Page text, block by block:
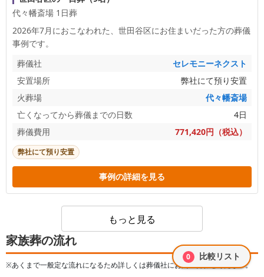
代々幡斎場 1日葬
2026年7月におこなわれた、 世田谷区にお住まいだった方の葬儀
事例です。
葬儀社
セレモニーネクスト
安置場所
弊社にて預り安置
火葬場
代々幡斎場
亡くなってから葬儀までの日数
4日
葬儀費用
771,420円（税込）
弊社にて預り安置
事例の詳細を見る
もっと見る
家族葬の流れ
※あくまで一般定な流れになるため詳しくは葬儀社にお問い合わせください。
0 比較リスト